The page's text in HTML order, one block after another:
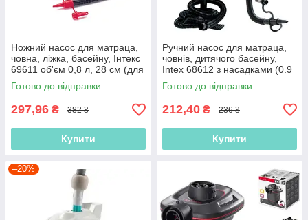
Ножний насос для матраца,
човна, ліжка, басейну, Інтекс
69611 об'єм 0,8 л, 28 см (для
Intex і BestWay)
Готово до відправки
297,96 ₴ 382 ₴
Купити
Ручний насос для матраца,
човнів, дитячого басейну,
Intex 68612 з насадками (0.9
л, 29 см), інтекс
Готово до відправки
212,40 ₴ 236 ₴
Купити
–20%